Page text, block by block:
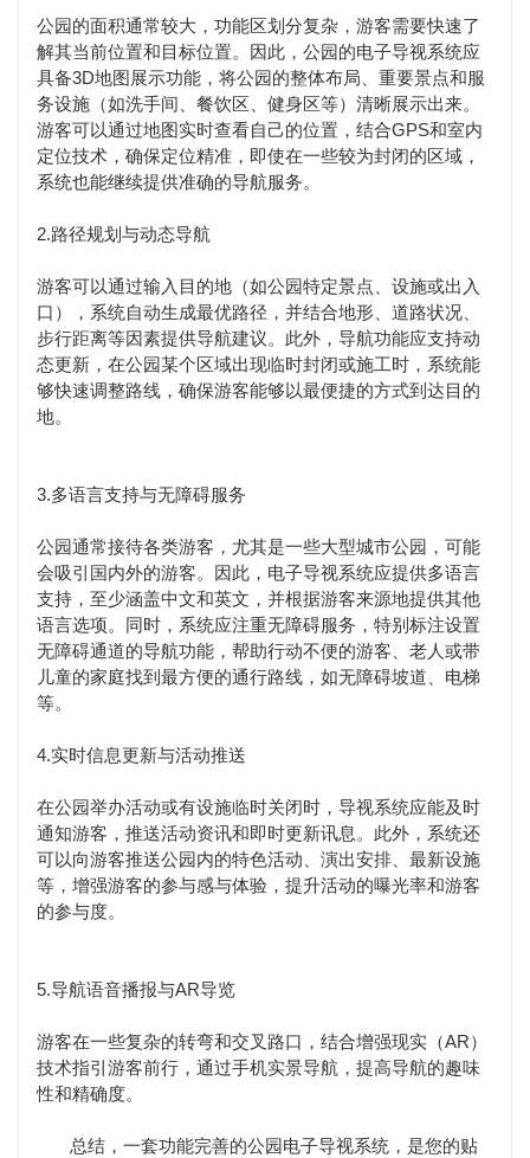
公园的面积通常较大，功能区划分复杂，游客需要快速了
解其当前位置和目标位置。因此，公园的电子导视系统应
具备3D地图展示功能，将公园的整体布局、重要景点和服
务设施（如洗手间、餐饮区、健身区等）清晰展示出来。
游客可以通过地图实时查看自己的位置，结合GPS和室内
定位技术，确保定位精准，即使在一些较为封闭的区域，
系统也能继续提供准确的导航服务。
2.路径规划与动态导航
游客可以通过输入目的地（如公园特定景点、设施或出入
口），系统自动生成最优路径，并结合地形、道路状况、
步行距离等因素提供导航建议。此外，导航功能应支持动
态更新，在公园某个区域出现临时封闭或施工时，系统能
够快速调整路线，确保游客能够以最便捷的方式到达目的
地。
3.多语言支持与无障碍服务
公园通常接待各类游客，尤其是一些大型城市公园，可能
会吸引国内外的游客。因此，电子导视系统应提供多语言
支持，至少涵盖中文和英文，并根据游客来源地提供其他
语言选项。同时，系统应注重无障碍服务，特别标注设置
无障碍通道的导航功能，帮助行动不便的游客、老人或带
儿童的家庭找到最方便的通行路线，如无障碍坡道、电梯
等。
4.实时信息更新与活动推送
在公园举办活动或有设施临时关闭时，导视系统应能及时
通知游客，推送活动资讯和即时更新讯息。此外，系统还
可以向游客推送公园内的特色活动、演出安排、最新设施
等，增强游客的参与感与体验，提升活动的曝光率和游客
的参与度。
5.导航语音播报与AR导览
游客在一些复杂的转弯和交叉路口，结合增强现实（AR）
技术指引游客前行，通过手机实景导航，提高导航的趣味
性和精确度。
总结，一套功能完善的公园电子导视系统，是您的贴